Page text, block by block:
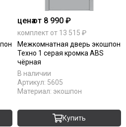
ценаот 8 990 ₽
комплект от 13 515 ₽
Межкомнатная дверь экошпон
Техно 1 серая кромка ABS
чёрная
В наличии
Артикул: 5605
Материал: экошпон
Купить